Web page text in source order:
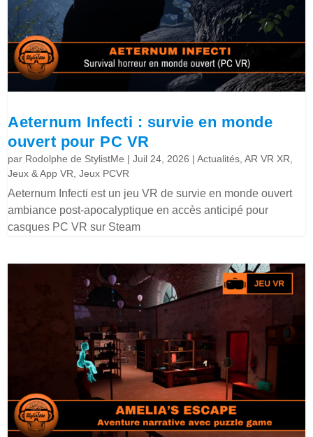
Aeternum Infecti : survie en monde
ouvert pour PC VR
par Rodolphe de StylistMe |Juil 24, 2026 |Actualités,AR VR XR,
Jeux & App VR,Jeux PCVR
Aeternum Infecti est un jeu VR de survie en monde ouvert
ambiance post-apocalyptique en accès anticipé pour
casques PC VR sur Steam